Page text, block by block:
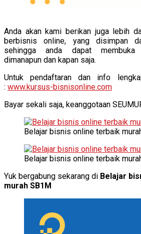
Anda akan kami berikan juga lebih
berbisnis online, yang disimpan
sehingga anda dapat membuka
dimanapun dan kapan saja.
Untuk pendaftaran dan info
: www.kursus-bisnisonline.com
Bayar sekali saja, keanggotaan
Belajar bisnis online terbaik
Belajar bisnis online terbaik
Yuk bergabung sekarang di Belajar
murah SB1M